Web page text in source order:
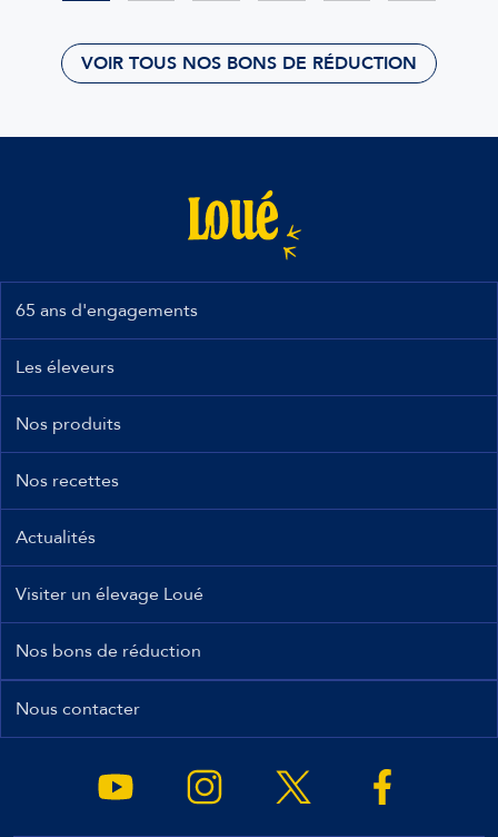
VOIR TOUS NOS BONS DE RÉDUCTION
65 ans d'engagements
Les éleveurs
Nos produits
Nos recettes
Actualités
Visiter un élevage Loué
Nos bons de réduction
Nous contacter